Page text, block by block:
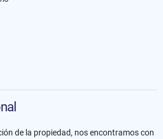
de la propiedad, nos encontramos con